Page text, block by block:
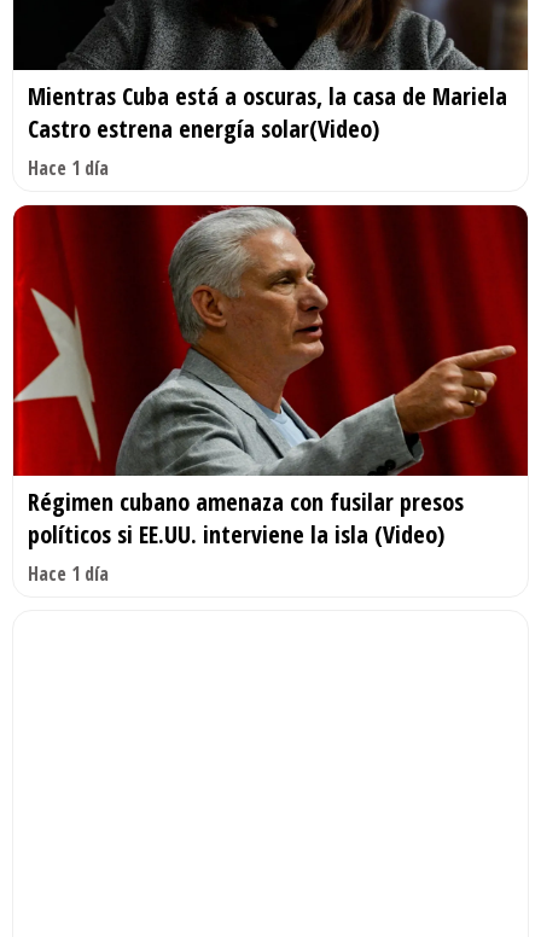
Mientras Cuba está a oscuras, la casa de Mariela
Castro estrena energía solar(Video)
Hace 1 día
Régimen cubano amenaza con fusilar presos
políticos si EE.UU. interviene la isla (Video)
Hace 1 día